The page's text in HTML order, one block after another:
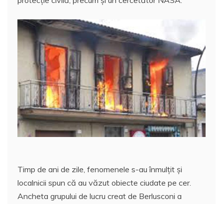
Timp de ani de zile, fenomenele s-au înmulțit și
localnicii spun că au văzut obiecte ciudate pe cer.
Ancheta grupului de lucru creat de Berlusconi a